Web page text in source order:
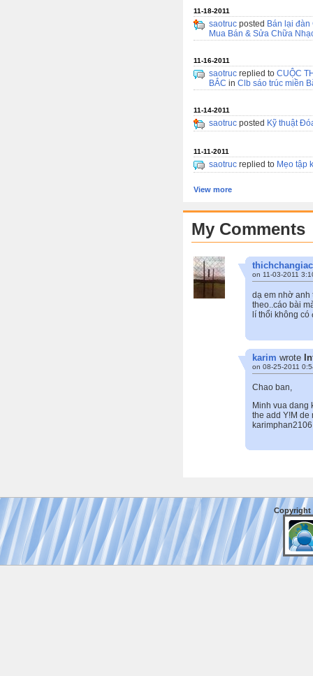
11-18-2011
saotruc posted Bán lại
Mua Bán & Sửa Chữa
11-16-2011
saotruc replied to CUỘC
BẮC in Clb sáo trúc miền
11-14-2011
saotruc posted Kỹ thuật
11-11-2011
saotruc replied to Mẹo tập
View more
My Comments
thichchangiac
on 11-03-2011
dạ em nhờ anh
theo..cáo bài
lí thổi không
karim wrote
on 08-25-2011
Chao ban,
Minh vua dang
the add Y!M de
Copyright